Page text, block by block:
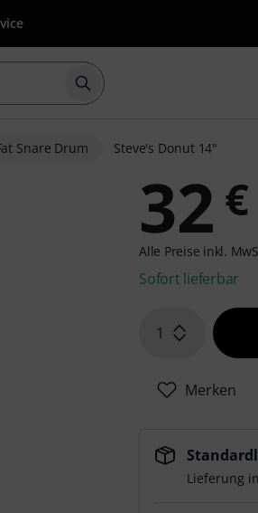
Suche mit Suchwort
Snare Drum Steve's Donut 14"
32 €
Alle Preise inkl.
Sofort lieferbar
1
Merken
Lieferung